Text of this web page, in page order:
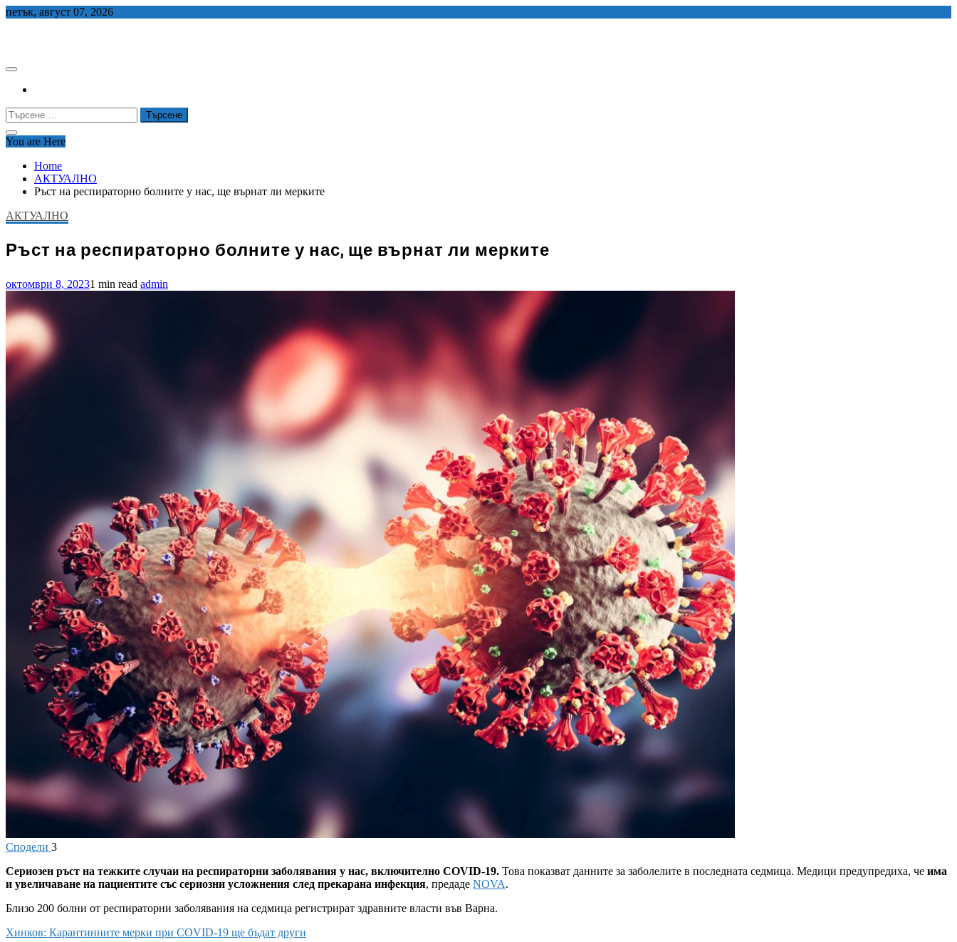
Skip
петък, август 07, 2026
Търсене
за:
You are Here
Home
АКТУАЛНО
Ръст на респираторно болните у нас, ще върнат ли мерките
АКТУАЛНО
Ръст на респираторно болните у нас, ще върнат ли мерките
октомври 8, 20231 min read admin
Сподели 3
Сериозен ръст на тежките случаи на респираторни заболявания у нас, включително COVID-19. Това показват данните за заболелите в последната седмица. Медици предупредиха, че има
и увеличаване на пациентите със сериозни усложнения след прекарана инфекция, предаде NOVA.
Близо 200 болни от респираторни заболявания на седмица регистрират здравните власти във Варна.
Хинков: Карантинните мерки при COVID-19 ще бъдат други